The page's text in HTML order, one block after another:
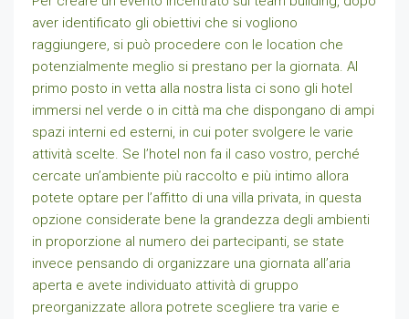
aver identificato gli obiettivi che si vogliono
raggiungere, si può procedere con le location che
potenzialmente meglio si prestano per la giornata. Al
primo posto in vetta alla nostra lista ci sono gli hotel
immersi nel verde o in città ma che dispongano di ampi
spazi interni ed esterni, in cui poter svolgere le varie
attività scelte. Se l’hotel non fa il caso vostro, perché
cercate un’ambiente più raccolto e più intimo allora
potete optare per l’affitto di una villa privata, in questa
opzione considerate bene la grandezza degli ambienti
in proporzione al numero dei partecipanti, se state
invece pensando di organizzare una giornata all’aria
aperta e avete individuato attività di gruppo
preorganizzate allora potrete scegliere tra varie e